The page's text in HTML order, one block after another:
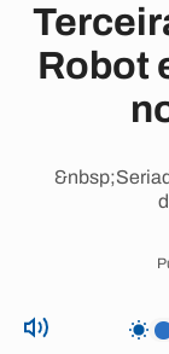
Robot